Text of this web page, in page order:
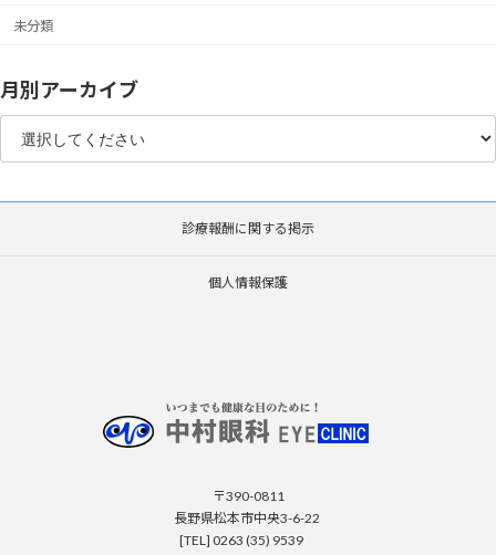
未分類
月別アーカイブ
診療報酬に関する掲示
個人情報保護
〒390-0811
長野県松本市中央3-6-22
[TEL] 0263 (35) 9539